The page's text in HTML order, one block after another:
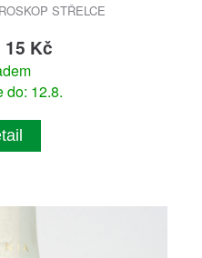
STŘELCE
15 Kč
do: 12.8.